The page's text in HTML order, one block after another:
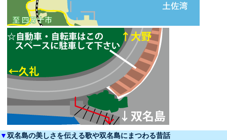
▼ 双名島の美しさを伝える歌や双名島にまつわる昔話